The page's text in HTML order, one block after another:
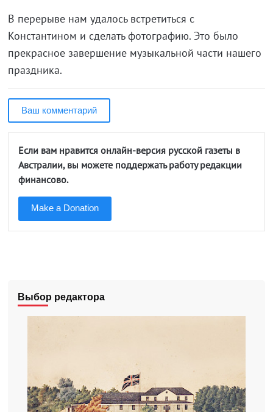
В перерыве нам удалось встретиться с
Константином и сделать фотографию. Это было
прекрасное завершение музыкальной части нашего
праздника.
Ваш комментарий
Если вам нравится онлайн-версия русской газеты в
Австралии, вы можете поддержать работу редакции
финансово.
Make a Donation
Выбор редактора